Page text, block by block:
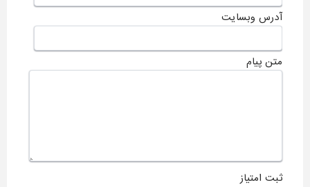
آدرس وبسایت
متن پیام
ثبت امتیاز